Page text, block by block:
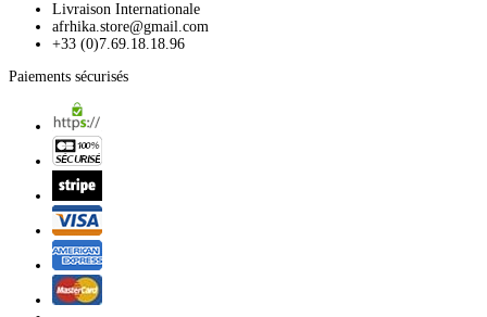
Livraison Internationale
afrhika.store@gmail.com
+33 (0)7.69.18.18.96
Paiements sécurisés